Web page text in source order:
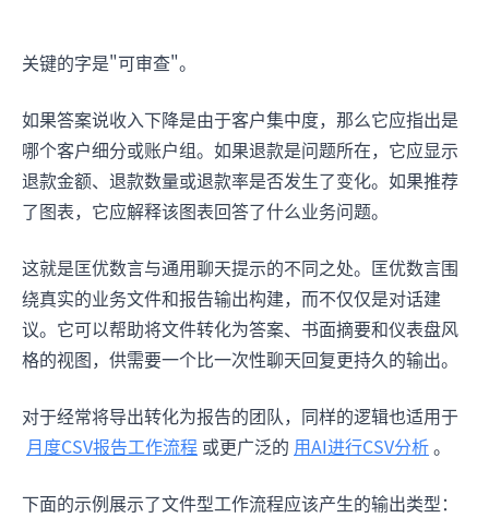
关键的字是"可审查"。
如果答案说收入下降是由于客户集中度，那么它应指出是
哪个客户细分或账户组。如果退款是问题所在，它应显示
退款金额、退款数量或退款率是否发生了变化。如果推荐
了图表，它应解释该图表回答了什么业务问题。
这就是匡优数言与通用聊天提示的不同之处。匡优数言围
绕真实的业务文件和报告输出构建，而不仅仅是对话建
议。它可以帮助将文件转化为答案、书面摘要和仪表盘风
格的视图，供需要一个比一次性聊天回复更持久的输出。
对于经常将导出转化为报告的团队，同样的逻辑也适用于
月度CSV报告工作流程 或更广泛的 用AI进行CSV分析。
下面的示例展示了文件型工作流程应该产生的输出类型：